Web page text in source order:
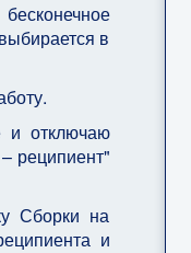
в
и отключаю
реципиент"
Сборки на
и